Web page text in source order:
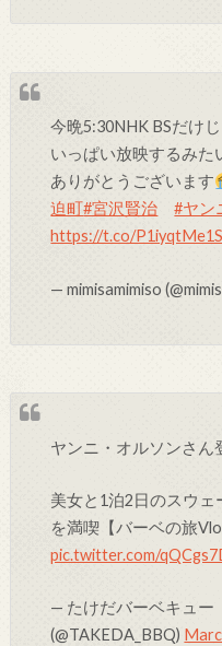
今晩5:30NHK BSだけじ
いっぱい放映するみた
ありがとうございます
迫町#宮沢賢治
#ヤン
https://t.co/P1iyqtMe1S
— mimisamimiso
ヤンニ・オルソンさん
美女と1泊2日のスウ
を満喫【バーベの旅
pic.twitter.com/
— たけだバーベキュー
(@TAKEDA_BBQ)